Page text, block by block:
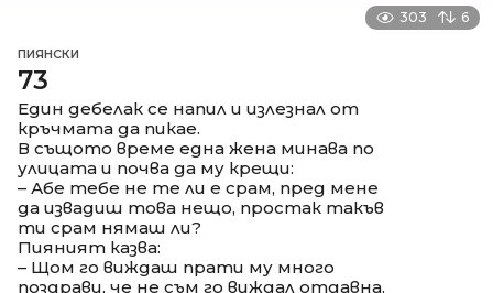
303 6
ПИЯНСКИ
73
Един дебелак се напил и излезнал от
кръчмата да пикае.
В същото време една жена минава по
улицата и почва да му крещи:
– Абе тебе не те ли е срам, пред мене
да извадиш това нещо, простак такъв
ти срам нямаш ли?
Пияният казва:
– Щом го виждаш прати му много
поздрави, че не съм го виждал отдавна.